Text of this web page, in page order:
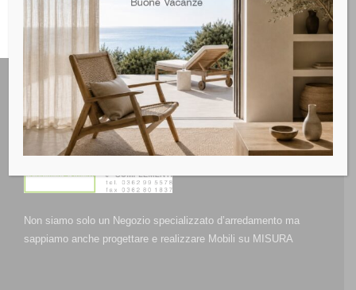
Non siamo solo un Negozio specializzato d’arredamento ma
sappiamo anche progettare e realizzare Mobili su MISURA